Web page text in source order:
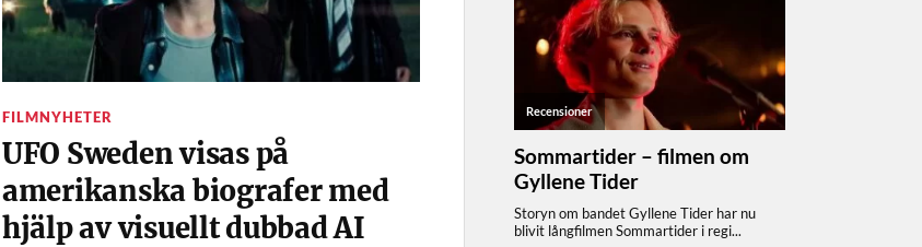
FILMNYHETER
UFO Sweden visas på
amerikanska biografer med
hjälp av visuellt dubbad AI